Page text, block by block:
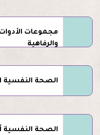
مجموعات الأدوات
والرفاهية
الصحة النفسية
الصحة النفسية